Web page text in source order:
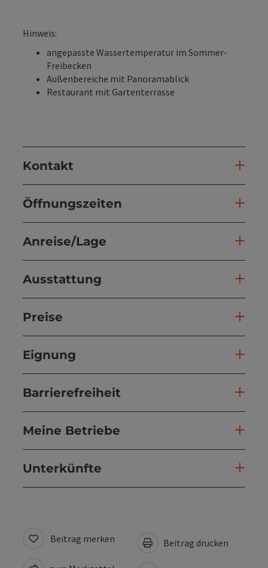
Hinweis:
angepasste Wassertemperatur im Sommer-
Freibecken
Außenbereiche mit Panoramablick
Restaurant mit Gartenterrasse
Kontakt
Öffnungszeiten
Anreise/Lage
Ausstattung
Preise
Eignung
Barrierefreiheit
Meine Betriebe
Unterkünfte
Beitrag merken Beitrag drucken